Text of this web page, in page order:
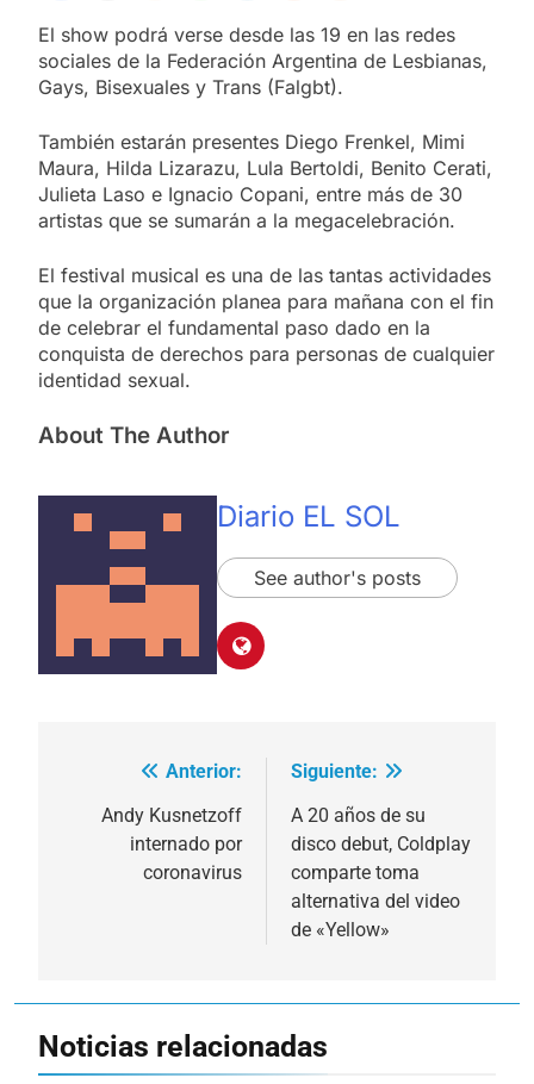
El show podrá verse desde las 19 en las redes
sociales de la Federación Argentina de Lesbianas,
Gays, Bisexuales y Trans (Falgbt).
También estarán presentes Diego Frenkel, Mimi
Maura, Hilda Lizarazu, Lula Bertoldi, Benito Cerati,
Julieta Laso e Ignacio Copani, entre más de 30
artistas que se sumarán a la megacelebración.
El festival musical es una de las tantas actividades
que la organización planea para mañana con el fin
de celebrar el fundamental paso dado en la
conquista de derechos para personas de cualquier
identidad sexual.
About The Author
Diario EL SOL
See author's posts
Navegación
entradas
Anterior:
Andy Kusnetzoff
internado por
coronavirus
Siguiente:
A 20 años de su
disco debut, Coldplay
comparte toma
alternativa del video
de «Yellow»
Noticias relacionadas